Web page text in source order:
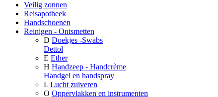
Veilig zonnen
Reisapotheek
Handschoenen
Reinigen - Ontsmetten
D Doekjes -Swabs
Dettol
E Ether
H Handzeep - Handcrème
Handgel en handspray
L Lucht zuiveren
O Oppervlakken en instrumenten